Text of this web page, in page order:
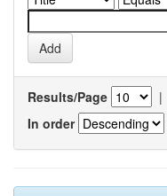
Results/Page |
In order